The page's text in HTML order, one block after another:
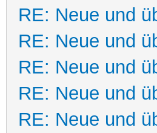
RE: Neue und
RE: Neue und
RE: Neue und
RE: Neue und
RE: Neue und